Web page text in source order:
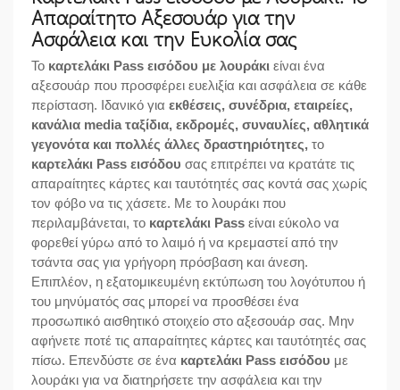
Απαραίτητο Αξεσουάρ για την
Ασφάλεια και την Ευκολία σας
Το καρτελάκι Pass εισόδου με λουράκι είναι ένα
αξεσουάρ που προσφέρει ευελιξία και ασφάλεια σε κάθε
περίσταση. Ιδανικό για εκθέσεις, συνέδρια, εταιρείες,
κανάλια media ταξίδια, εκδρομές, συναυλίες, αθλητικά
γεγονότα και πολλές άλλες δραστηριότητες, το
καρτελάκι Pass εισόδου σας επιτρέπει να κρατάτε τις
απαραίτητες κάρτες και ταυτότητές σας κοντά σας χωρίς
τον φόβο να τις χάσετε. Με το λουράκι που
περιλαμβάνεται, το καρτελάκι Pass είναι εύκολο να
φορεθεί γύρω από το λαιμό ή να κρεμαστεί από την
τσάντα σας για γρήγορη πρόσβαση και άνεση.
Επιπλέον, η εξατομικευμένη εκτύπωση του λογότυπου ή
του μηνύματός σας μπορεί να προσθέσει ένα
προσωπικό αισθητικό στοιχείο στο αξεσουάρ σας. Μην
αφήνετε ποτέ τις απαραίτητες κάρτες και ταυτότητές σας
πίσω. Επενδύστε σε ένα καρτελάκι Pass εισόδου με
λουράκι για να διατηρήσετε την ασφάλεια και την